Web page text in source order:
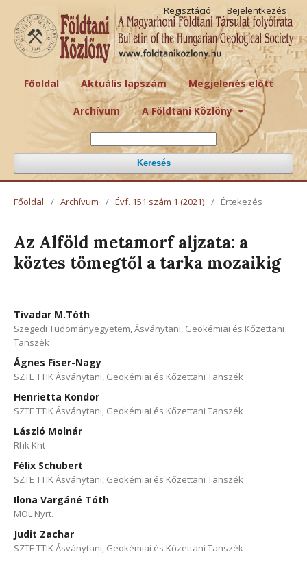
Főoldal Aktuális lapszám Megjelenés előtt
Archívum A Földtani Közlöny
Keresés
Regisztáció Bejelentkezés
Főoldal / Archívum / Évf. 151 szám 1 (2021) / Értekezés
Az Alföld metamorf aljzata: a
köztes tömegtől a tarka mozaikig
Tivadar M.Tóth
Szegedi Tudományegyetem, Ásványtani, Geokémiai és Kőzettani
Tanszék
Ágnes Fiser-Nagy
SZTE TTIK Ásványtani, Geokémiai és Kőzettani Tanszék
Henrietta Kondor
SZTE TTIK Ásványtani, Geokémiai és Kőzettani Tanszék
László Molnár
Rhk Kht
Félix Schubert
SZTE TTIK Ásványtani, Geokémiai és Kőzettani Tanszék
Ilona Vargáné Tóth
MOL Nyrt.
Judit Zachar
SZTE TTIK Ásványtani, Geokémiai és Kőzettani Tanszék